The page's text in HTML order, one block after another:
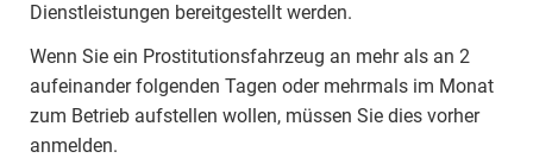
Dienstleistungen bereitgestellt werden.
Wenn Sie ein Prostitutionsfahrzeug an mehr als an 2
aufeinander folgenden Tagen oder mehrmals im Monat
zum Betrieb aufstellen wollen, müssen Sie dies vorher
anmelden.